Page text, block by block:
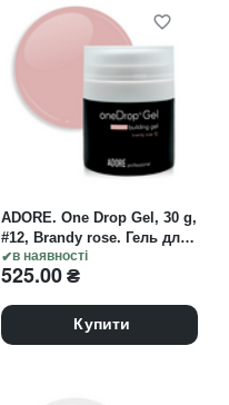
в наявності
ADORE. One Drop Gel, 30 g,
#12, Brandy rose. Гель для
нарощування, припилений
трояндовий
525.00₴
Купити